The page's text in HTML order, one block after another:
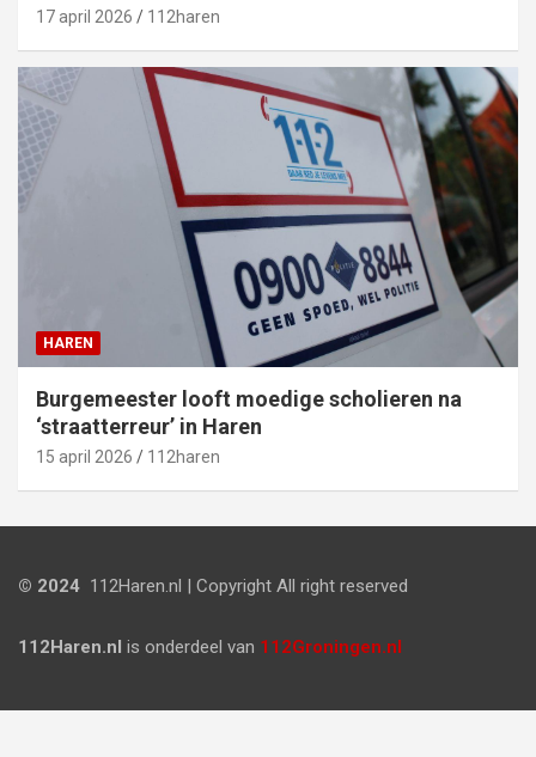
17 april 2026 112haren
HAREN
Burgemeester looft moedige scholieren na
‘straatterreur’ in Haren
15 april 2026 112haren
© 2024 112Haren.nl | Copyright All right reserved
112Haren.nl is onderdeel van 112Groningen.nl